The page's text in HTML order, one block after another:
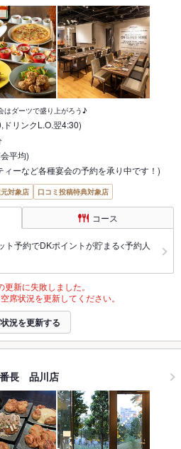
ダーツで盛り上がろう♪
リンクL.O.翌4:30)
平均)
ーなど各種宴会の予約を承り中です！)
対象店 口コミ投稿特典対象店
コース
ト予約でDKポイントが貯まる<予約人
更新に失敗しました。
席状況を更新してください。
況を更新する
長 品川店